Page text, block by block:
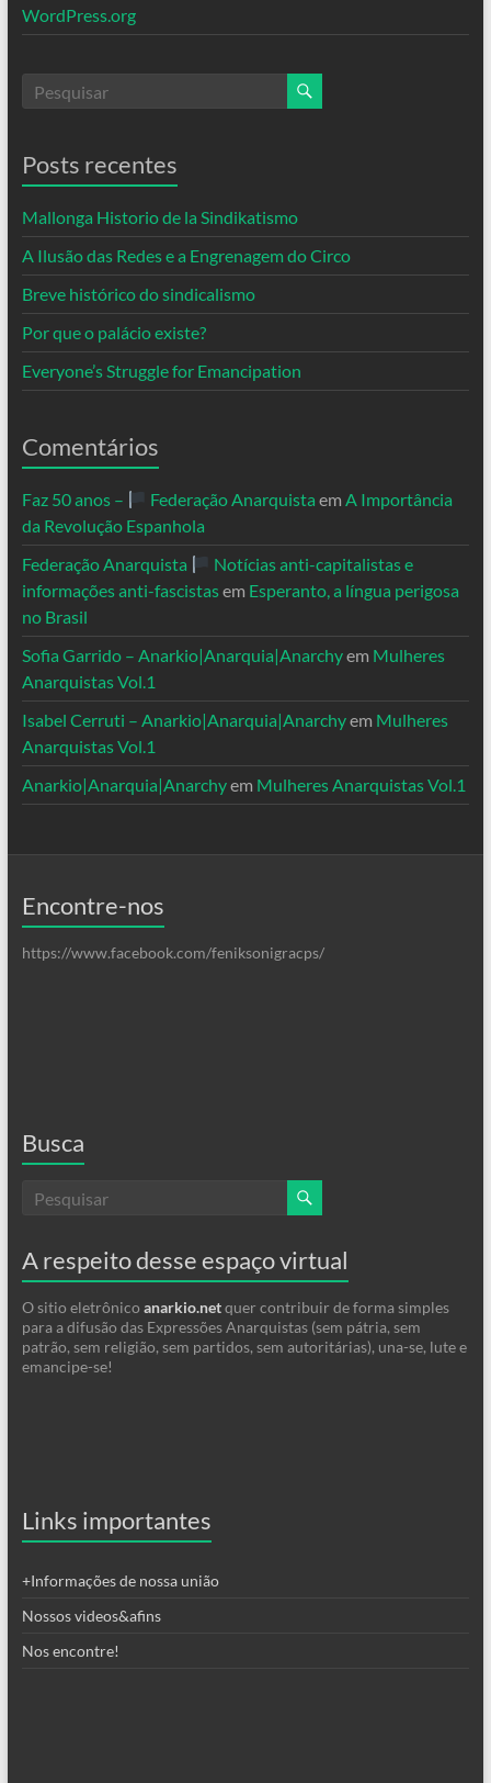
WordPress.org
Posts recentes
Mallonga Historio de la Sindikatismo
A Ilusão das Redes e a Engrenagem do Circo
Breve histórico do sindicalismo
Por que o palácio existe?
Everyone’s Struggle for Emancipation
Comentários
Faz 50 anos – Federação Anarquista em A Importância
da Revolução Espanhola
Federação Anarquista
Notícias anti-capitalistas e
informações anti-fascistasem Esperanto, a língua perigosa
no Brasil
Sofia Garrido – Anarkio|Anarquia|Anarchyem Mulheres
Anarquistas Vol.1
Isabel Cerruti – Anarkio|Anarquia|Anarchyem Mulheres
Anarquistas Vol.1
Anarkio|Anarquia|Anarchyem Mulheres Anarquistas Vol.1
Encontre-nos
https://www.facebook.com/feniksonigracps/
Busca
A respeito desse espaço virtual
O sitio eletrônico anarkio.netquer contribuir de forma simples
para a difusão das Expressões Anarquistas (sem pátria, sem
patrão, sem religião, sem partidos, sem autoritárias), una-se, lute e
emancipe-se!
Links importantes
+Informações de nossa união
Nossos videos&afins
Nos encontre!